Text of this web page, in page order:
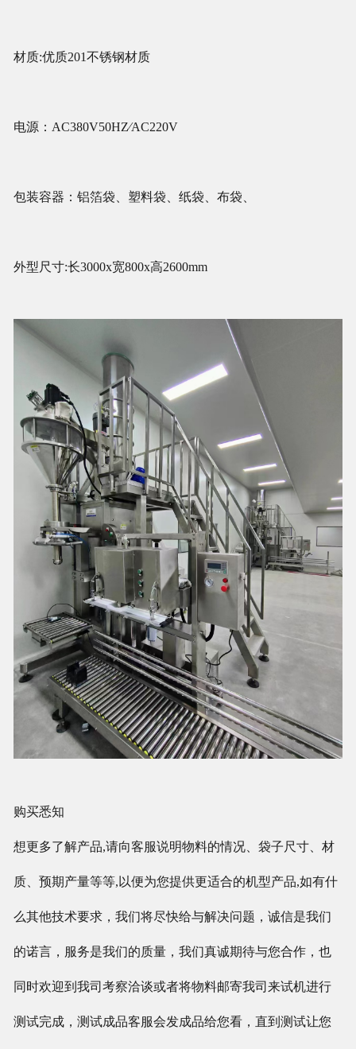
材质:优质201不锈钢材质
电源：AC380V50HZ∕AC220V
包装容器：铝箔袋、塑料袋、纸袋、布袋、
外型尺寸:长3000x宽800x高2600mm
购买悉知
想更多了解产品,请向客服说明物料的情况、袋子尺寸、材
质、预期产量等等,以便为您提供更适合的机型产品,如有什
么其他技术要求，我们将尽快给与解决问题，诚信是我们
的诺言，服务是我们的质量，我们真诚期待与您合作，也
同时欢迎到我司考察洽谈或者将物料邮寄我司来试机进行
测试完成，测试成品客服会发成品给您看，直到测试让您